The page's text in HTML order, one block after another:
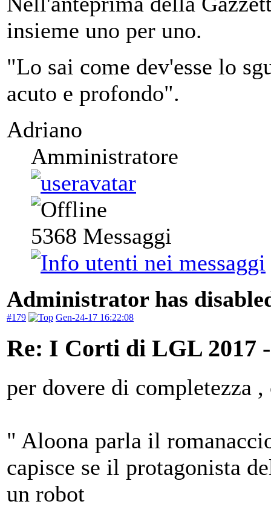
insieme uno per uno.
"Lo sai come dev'esse lo
acuto e profondo".
Adriano
Amministratore
5368 Messaggi
Administrator has
#179 Gen-24-17 16:22:08
Re: I Corti di LGL 2017
per dovere di completezza
" Aloona parla il
capisce se il protagonista
un robot